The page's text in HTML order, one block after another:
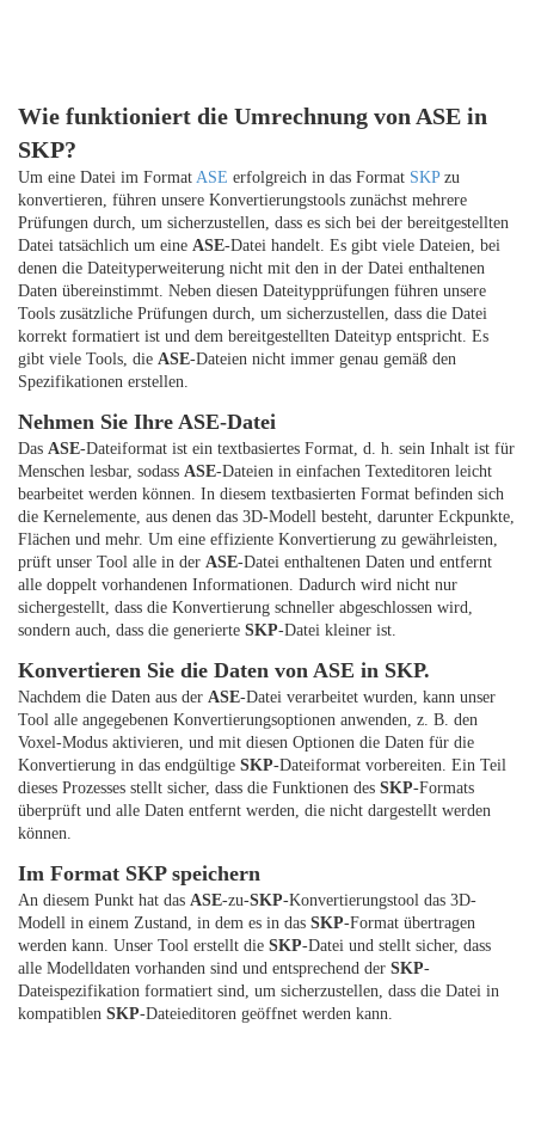
Wie funktioniert die Umrechnung von ASE in
SKP?
Um eine Datei im Format ASE erfolgreich in das Format SKPzu
konvertieren, führen unsere Konvertierungstools zunächst mehrere
Prüfungen durch, um sicherzustellen, dass es sich bei der bereitgestellten
Datei tatsächlich um eine ASE-Datei handelt. Es gibt viele Dateien, bei
denen die Dateityperweiterung nicht mit den in der Datei enthaltenen
Daten übereinstimmt. Neben diesen Dateitypprüfungen führen unsere
Tools zusätzliche Prüfungen durch, um sicherzustellen, dass die Datei
korrekt formatiert ist und dem bereitgestellten Dateityp entspricht. Es
gibt viele Tools, die ASE-Dateien nicht immer genau gemäß den
Spezifikationen erstellen.
Nehmen Sie Ihre ASE-Datei
Das ASE-Dateiformat ist ein textbasiertes Format, d. h. sein Inhalt ist für
Menschen lesbar, sodass ASE-Dateien in einfachen Texteditoren leicht
bearbeitet werden können. In diesem textbasierten Format befinden sich
die Kernelemente, aus denen das 3D-Modell besteht, darunter Eckpunkte,
Flächen und mehr. Um eine effiziente Konvertierung zu gewährleisten,
prüft unser Tool alle in der ASE-Datei enthaltenen Daten und entfernt
alle doppelt vorhandenen Informationen. Dadurch wird nicht nur
sichergestellt, dass die Konvertierung schneller abgeschlossen wird,
sondern auch, dass die generierte SKP-Datei kleiner ist.
Konvertieren Sie die Daten von ASE in SKP.
Nachdem die Daten aus der ASE-Datei verarbeitet wurden, kann unser
Tool alle angegebenen Konvertierungsoptionen anwenden, z. B. den
Voxel-Modus aktivieren, und mit diesen Optionen die Daten für die
Konvertierung in das endgültige SKP-Dateiformat vorbereiten. Ein Teil
dieses Prozesses stellt sicher, dass die Funktionen des SKP-Formats
überprüft und alle Daten entfernt werden, die nicht dargestellt werden
können.
Im Format SKP speichern
An diesem Punkt hat das ASE-zu-SKP-Konvertierungstool das 3D-
Modell in einem Zustand, in dem es in das SKP-Format übertragen
werden kann. Unser Tool erstellt die SKP-Datei und stellt sicher, dass
alle Modelldaten vorhanden sind und entsprechend der SKP-
Dateispezifikation formatiert sind, um sicherzustellen, dass die Datei in
kompatiblen SKP-Dateieditoren geöffnet werden kann.